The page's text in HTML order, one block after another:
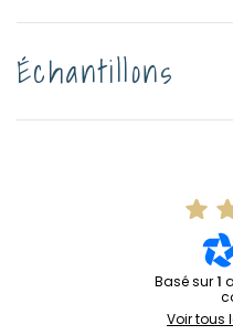
Échantillons
Basé sur1
Voir tous